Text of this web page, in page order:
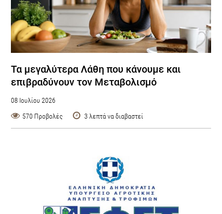
Τα μεγαλύτερα Λάθη που κάνουμε και
επιβραδύνουν τον Μεταβολισμό
08 Ιουλίου 2026
570 Προβολές
3 λεπτά να διαβαστεί